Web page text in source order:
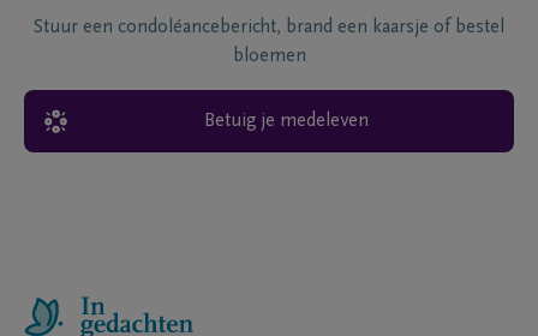
Stuur een condoléancebericht, brand een kaarsje of bestel
bloemen
Betuig je medeleven